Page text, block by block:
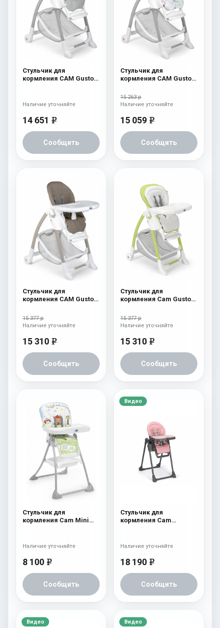
Стульчик для
кормления CAM Gusto
14 651 e
Сообщить
Наличие уточняйте
Стульчик для
кормления CAM Gusto
15 263 р
15 059 e
Сообщить
Наличие уточняйте
Стульчик для
кормления CAM Gusto
15 377 р
15 310 e
Сообщить
Наличие уточняйте
Стульчик для
кормления Cam Gusto
15 377 р
15 310 e
Сообщить
Наличие уточняйте
Стульчик для
кормления Cam Mini
8 100 e
Сообщить
Наличие уточняйте
Видео
Стульчик для
кормления Cam
18 190 e
Сообщить
Наличие уточняйте
Видео Видео